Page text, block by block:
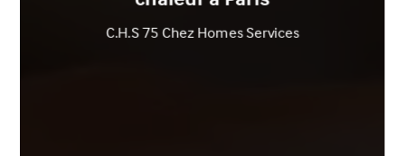
C.H.S 75 Chez Homes Services